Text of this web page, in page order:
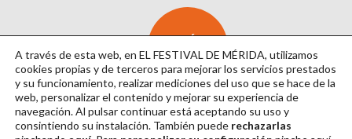
SUSCRÍBETE
AL BOLETÍN
A través de esta web, en EL FESTIVAL DE MÉRIDA, utilizamos
cookies propias y de terceros para mejorar los servicios prestados
y su funcionamiento, realizar mediciones del uso que se hace de la
web, personalizar el contenido y mejorar su experiencia de
navegación. Al pulsar continuarestá aceptando su uso y
consintiendo su instalación. También puede rechazarlas